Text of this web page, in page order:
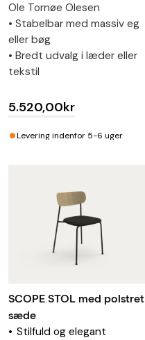
Ole Tornøe Olesen
• Stabelbar med massiv eg
eller bøg
• Bredt udvalg i læder eller
tekstil
5.520,00kr
•Levering indenfor 5-6 uger
SCOPE STOL med polstret
sæde
Stilfuld og elegant